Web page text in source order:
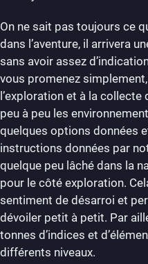
On ne sait pas toujours ce
dans l’aventure, il arrivera
sans avoir assez
vous promenez
l’exploration et à la
peu à peu les
quelques options données
instructions données par
quelque peu lâché dans la
pour le côté exploration.
sentiment de désarroi et
dévoiler petit à petit. Par
tonnes d’indices et
différents niveaux.